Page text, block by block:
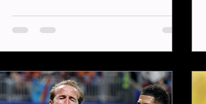
busca pelo bicampeonato mundial.
marcaram os gols da equipe, que fez a
torcida gritar "olé" no fim do jogo diante
da superioridade com sobras e agora
aguarda o vencedor entre Argentina e